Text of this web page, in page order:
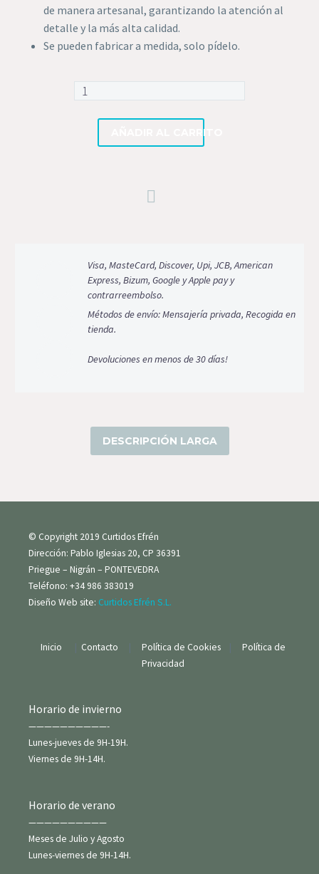
de manera artesanal, garantizando la atención al
detalle y la más alta calidad.
Se pueden fabricar a medida, solo pídelo.
Bomber
conejo
AÑADIR AL CARRITO
Visa, MasteCard, Discover, Upi, JCB, American
Express, Bizum, Google y Apple pay y
contrarreembolso.
Métodos de envío: Mensajería privada, Recogida en
tienda.
Devoluciones en menos de 30 días!
DESCRIPCIÓN LARGA
© Copyright 2019 Curtidos Efrén
Dirección: Pablo Iglesias 20, CP 36391
Priegue – Nigrán – PONTEVEDRA
Teléfono: +34 986 383019
Diseño Web site: Curtidos Efrén S.L.
Inicio | Contacto | Política de Cookies |
Política de
Privacidad
Horario de invierno
——————————-
Lunes-jueves de 9H-19H.
Viernes de 9H-14H.
Horario de verano
——————————
Meses de Julio y Agosto
Lunes-viernes de 9H-14H.